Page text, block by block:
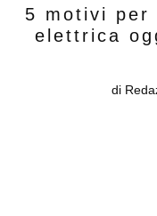
5 motivi per
elettrica
di